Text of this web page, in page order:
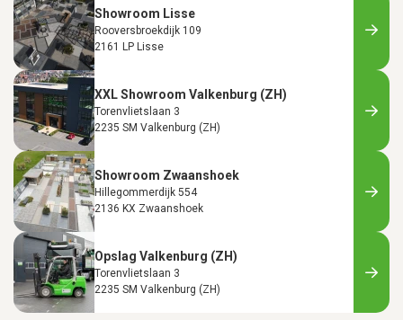
Showroom Lisse
Rooversbroekdijk 109
2161 LP Lisse
XXL Showroom Valkenburg (ZH)
Torenvlietslaan 3
2235 SM Valkenburg (ZH)
Showroom Zwaanshoek
Hillegommerdijk 554
2136 KX Zwaanshoek
Opslag Valkenburg (ZH)
Torenvlietslaan 3
2235 SM Valkenburg (ZH)